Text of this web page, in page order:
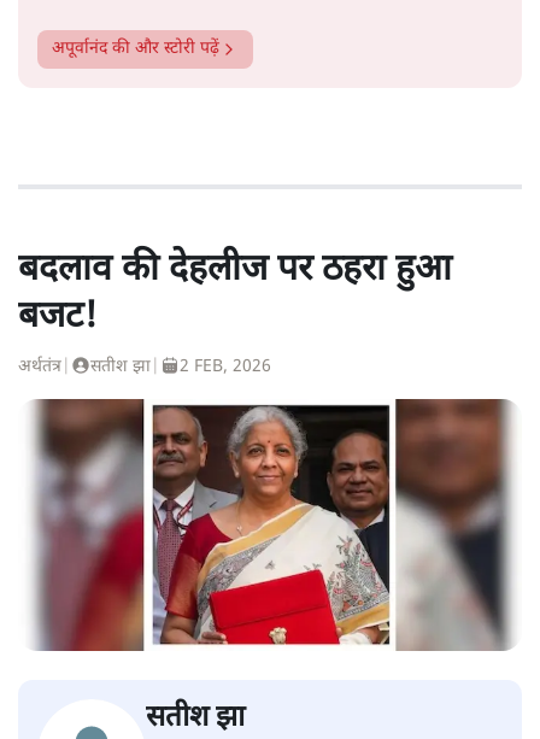
अपूर्वानंदकी और स्टोरी पढ़ें
बदलाव की देहलीज पर ठहरा हुआ
बजट!
अर्थतंत्र सतीश झा 2 FEB, 2026
सतीश झा